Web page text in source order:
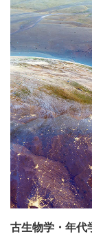
古生物学・年代